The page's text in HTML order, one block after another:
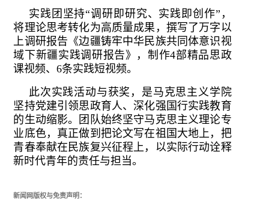
实践团坚持“调研即研究、实践即创作”，
将理论思考转化为高质量成果，撰写了万字以
上调研报告《边疆铸牢中华民族共同体意识视
域下新疆实践调研报告》，制作4部精品思政
课视频、6条实践短视频。
此次实践活动与获奖，是马克思主义学院
坚持党建引领思政育人、深化强国行实践教育
的生动缩影。团队始终坚守马克思主义理论专
业底色，真正做到把论文写在祖国大地上，把
青春奉献在民族复兴征程上，以实际行动诠释
新时代青年的责任与担当。
新闻网版权与免责声明：